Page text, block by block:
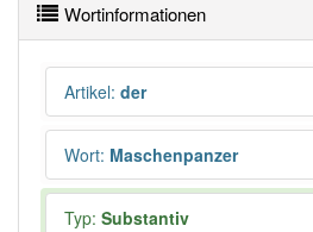
Wortinformationen
Artikel: der
Wort: Maschenpanzer
Typ: Substantiv